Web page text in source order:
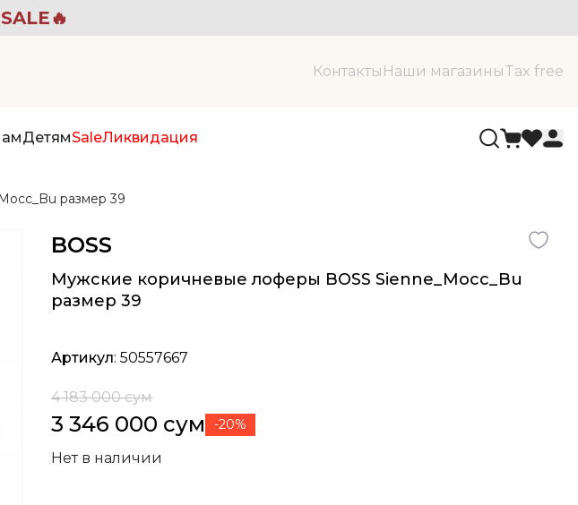
Контакты Наши магазиныTax free
ДетямSaleЛиквидация
размер 39
BOSS
Мужские коричневые лоферы BOSS Sienne_Mocc_Bu
размер 39
Артикул: 50557667
4 183 000 сум
3 346 000 сум -20%
Нет в наличии